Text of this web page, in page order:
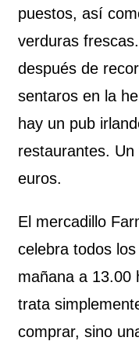
puestos, así
verduras
después de
sentaros en la
hay un pub
restaurantes.
euros.
El mercadillo
celebra todos
mañana a 13.00
trata
comprar, sino